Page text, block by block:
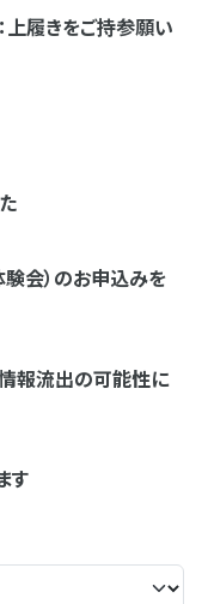
上履きをご持参願い
会）のお申込みを
報流出の可能性に
す